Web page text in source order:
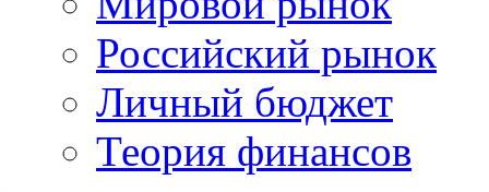
Российский рынок
Личный бюджет
Теория финансов